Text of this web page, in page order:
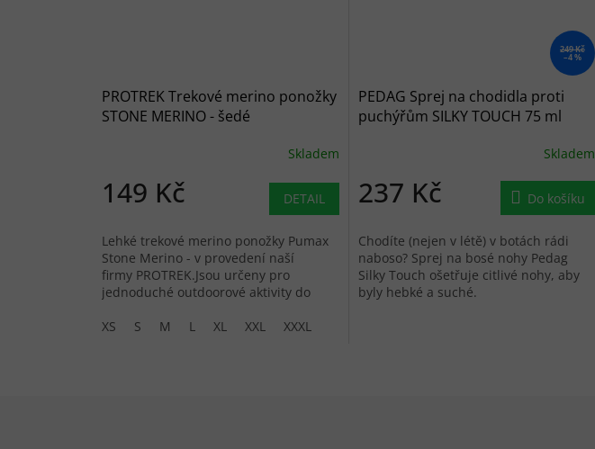
PROTREK Trekové merino ponožky
STONE MERINO - šedé
Skladem
149 Kč DETAIL
Lehké trekové merino ponožky Pumax
Stone Merino - v provedení naší
firmy PROTREK.Jsou určeny pro
jednoduché outdoorové aktivity do
XS
S M L XL XXL XXXL
249 Kč
–4 %
PEDAG Sprej na chodidla proti
puchýřům SILKY TOUCH 75 ml
Skladem
237 Kč Do košíku
Chodíte (nejen v létě) v botách rádi
naboso? Sprej na bosé nohy Pedag
Silky Touch ošetřuje citlivé nohy, aby
byly hebké a suché.